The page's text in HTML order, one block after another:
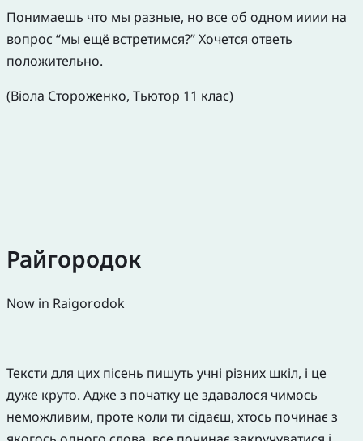
Понимаешь что мы разные, но все об одном ииии на
вопрос “мы ещё встретимся?” Хочется ответь
положительно.
(Віола Стороженко, Тьютор 11 клас)
Райгородок
Now in Raigorodok
Тексти для цих пісень пишуть учні різних шкіл, і це
дуже круто. Адже з початку це здавалося чимось
неможливим, проте коли ти сідаєш, хтось починає з